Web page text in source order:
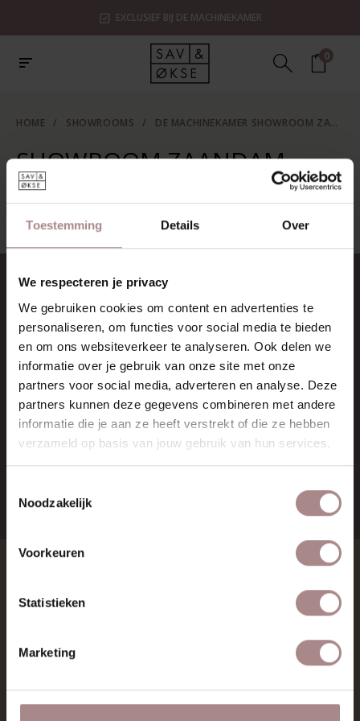
Toestemming Details Over
We respecteren je privacy
We gebruiken cookies om content en advertenties te
personaliseren, om functies voor social media te bieden
en om ons websiteverkeer te analyseren. Ook delen we
informatie over je gebruik van onze site met onze
partners voor social media, adverteren en analyse. Deze
partners kunnen deze gegevens combineren met andere
informatie die je aan ze heeft verstrekt of die ze hebben
verzameld op basis van jouw gebruik van hun services.
Noodzakelijk
Voorkeuren
Statistieken
Marketing
EXCLUSIEF BIJ DE MACHINEKAMER
0
HOME / SHOWROOMS / DE MACHINEKAMER SHOWROOM ZAANDAM
SHOWROOM ZAANDAM
Geen informatie gevonden...
CONTACT
Sav & Økse is een onderdeel van
De Machinekamer
KvK:69067058
BTW:NL857714545B01
IBAN:NL21 RABO 0126 3237 47
+31 (0) 75 711 3930